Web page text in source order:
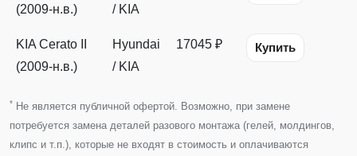
(2009-н.в.)
/ KIA
KIA Cerato II
(2009-н.в.)
Hyundai
/ KIA
17045 ₽ Купить
* Не является публичной офертой. Возможно, при замене
потребуется замена деталей разового монтажа (гелей, молдингов,
клипс и т.п.), которые не входят в стоимость и оплачиваются